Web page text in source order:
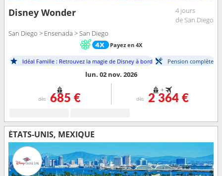
Disney Wonder
4 jours
de San Diego
San Diego > Ensenada > San Diego
Payez en 4X
Idéal Famille : Retrouvez la magie de Disney à bord Pension complète
lun. 02 nov. 2026
dès 685 €
+
dès 2 364 €
ÉTATS-UNIS, MEXIQUE